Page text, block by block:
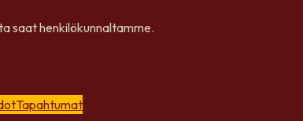
saat henkilökunnaltamme.
Tapahtumat